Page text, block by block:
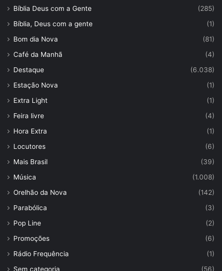
Bíblia Deus com a Gente
(285)
Bíblia, Deus com a gente
(1)
Bom dia Nova
(81)
Café da Manhã
(4)
Destaque
(6.038)
Estação Nova
(1)
Extra Light
(1)
Feira livre
(4)
Hora Extra
(1)
Locutores
(6)
Mais Brasil
(39)
Música
(1.008)
Orelhão da Nova
(142)
Parabólica
(3)
Pop Line
(2)
Promoções
(6)
Rádio Frequência
(1)
Sem categoria
(56)